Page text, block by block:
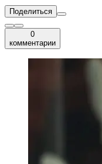
Поделиться
0
комментарии